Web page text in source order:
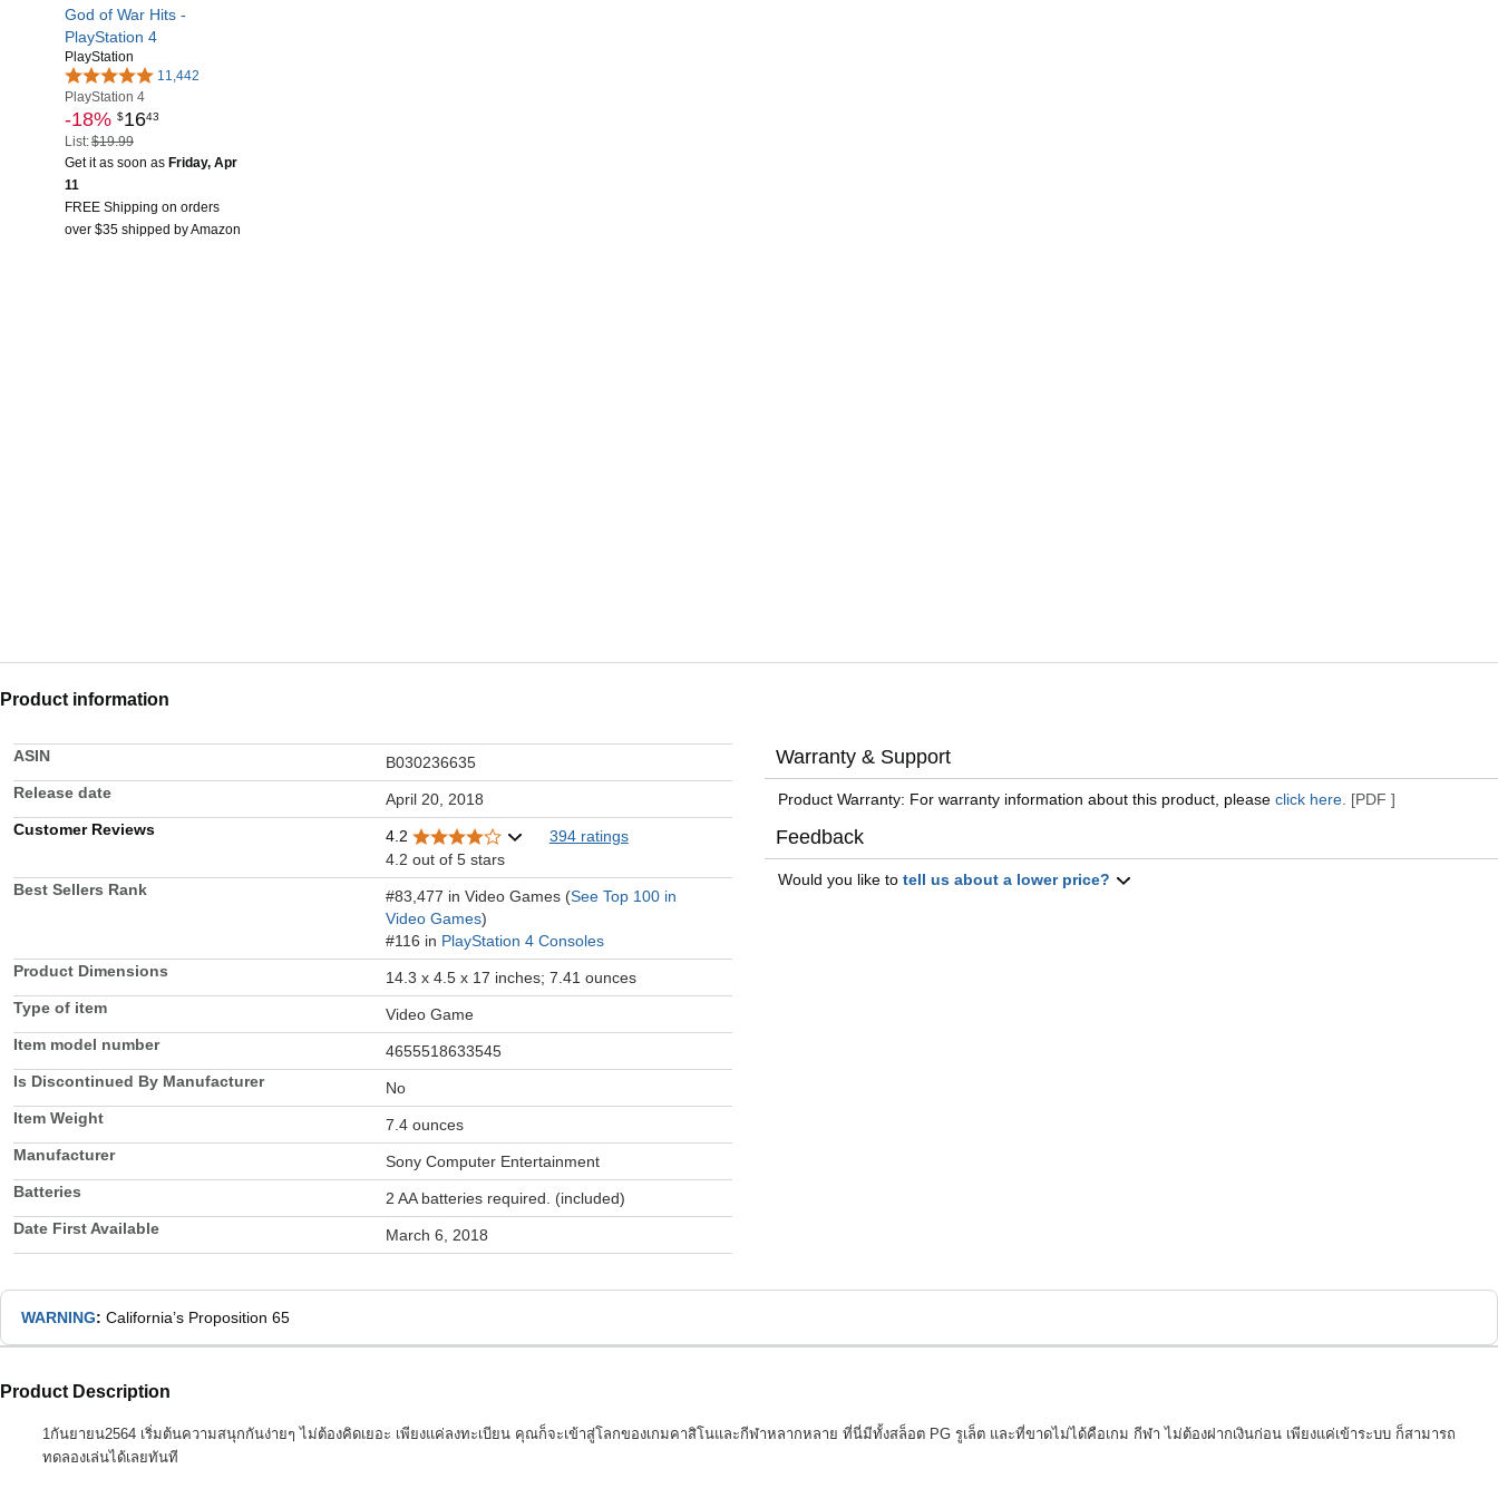
God of War Hits -
PlayStation 4
PlayStation
11,442
PlayStation 4
-18% $1643
List:$19.99
Get it as soon as Friday, Apr
11
FREE Shipping on orders
over $35 shipped by Amazon
Product information
ASIN
B030236635
Release date
April 20, 2018
Customer Reviews
4.2
394 ratings
4.2 out of 5 stars
Best Sellers Rank
#83,477 in Video Games (See Top 100 in
Video Games)
#116 in PlayStation 4 Consoles
Product Dimensions
14.3 x 4.5 x 17 inches; 7.41 ounces
Type of item
Video Game
Item model number
4655518633545
Is Discontinued By Manufacturer
No
Item Weight
7.4 ounces
Manufacturer
Sony Computer Entertainment
Batteries
2 AA batteries required. (included)
Date First Available
March 6, 2018
Warranty & Support
Product Warranty: For warranty information about this product, pleaseclick here. [PDF ]
Feedback
Would you like totell us about a lower price?
WARNING: California’s Proposition 65
Product Description
1กันยายน2564 เริ่มต้นความสนุกกันง่ายๆ ไม่ต้องคิดเยอะ เพียงแค่ลงทะเบียน คุณก็จะเข้าสู่โลกของเกมคาสิโนและกีฬาหลากหลาย ที่นี่มีทั้งสล็อต PG รูเล็ต และที่ขาดไม่ได้คือเกม กีฬา ไม่ต้องฝากเงินก่อน เพียงแค่เข้าระบบ ก็สามารถ
ทดลองเล่นได้เลยทันที